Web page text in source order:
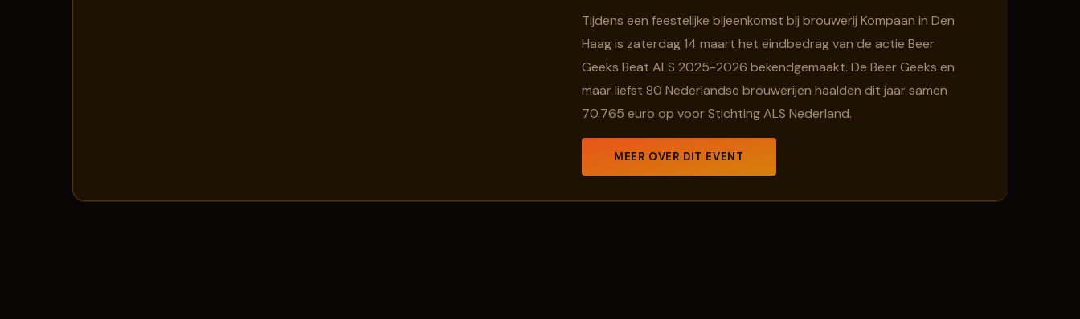
Tijdens een feestelijke bijeenkomst bij brouwerij Kompaan in Den
Haag is zaterdag 14 maart het eindbedrag van de actie Beer
Geeks Beat ALS 2025-2026 bekendgemaakt. De Beer Geeks en
maar liefst 80 Nederlandse brouwerijen haalden dit jaar samen
70.765 euro op voor Stichting ALS Nederland.
MEER OVER DIT EVENT